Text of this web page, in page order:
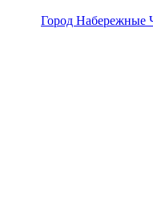
Город Набережные